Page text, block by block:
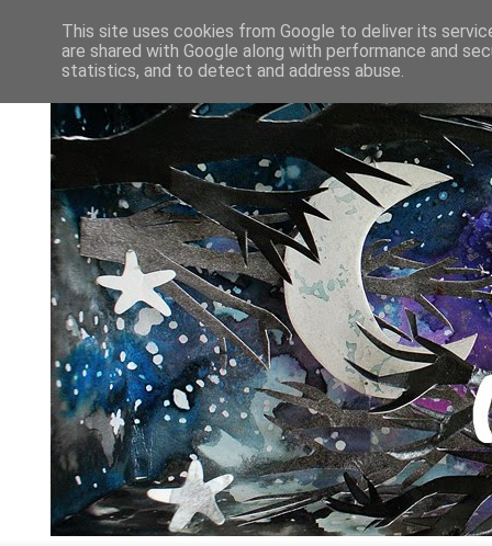
This site uses cookies from Google to deliver its
are shared with Google along with performance and
statistics, and to detect and address abuse.